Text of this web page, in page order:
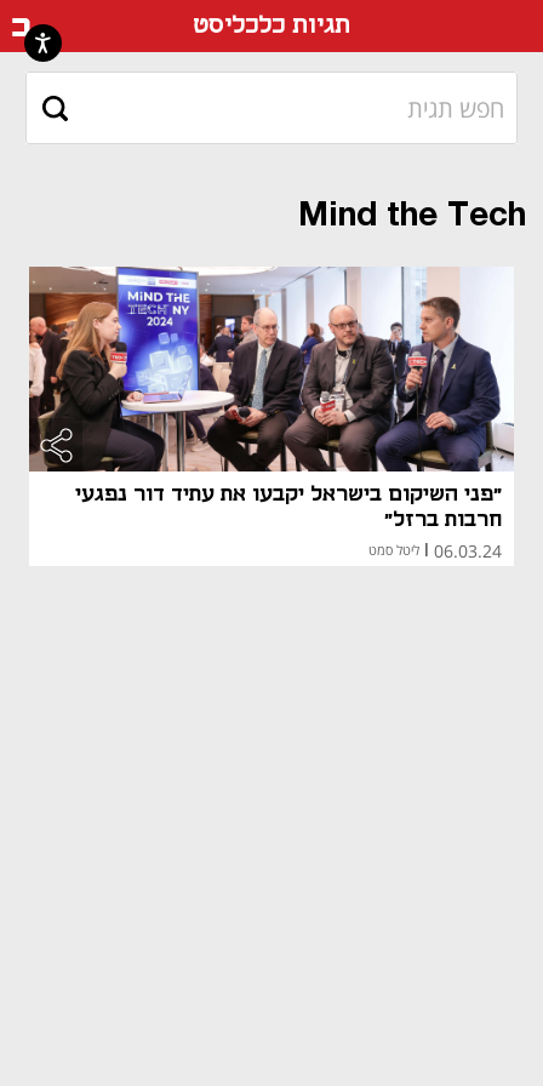
תגיות כלכליסט
Mind the Tech
"פני השיקום בישראל יקבעו את עתיד דור נפגעי
חרבות ברזל"
06.03.24 ליטל סמט